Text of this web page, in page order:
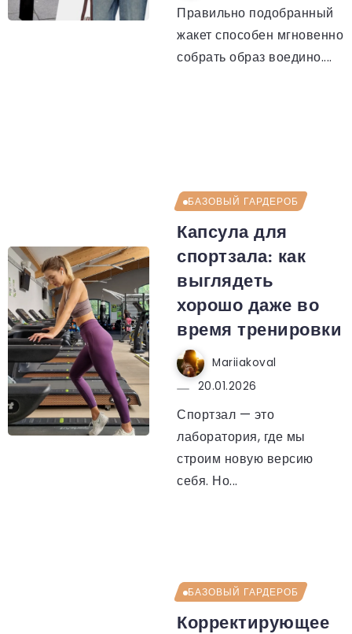
Правильно подобранный
жакет способен мгновенно
собрать образ воедино....
БАЗОВЫЙ ГАРДЕРОБ
Капсула для
спортзала: как
выглядеть
хорошо даже во
время тренировки
Mariiakoval
20.01.2026
Спортзал — это
лаборатория, где мы
строим новую версию
себя. Но...
БАЗОВЫЙ ГАРДЕРОБ
Корректирующее